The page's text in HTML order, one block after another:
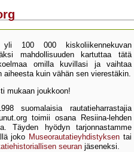
yli 100 000 kisko­liikenne­kuvan
mahdol­lisuuden kartu­ttaa tätä
omilla kuvillasi ja vaihtaa
aiheesta kuin vähän sen vierestäkin.
mukaan joukkoon!
suomalaisia rautatie­harrastajia
toimii osana Resiina-lehden
Täyden hyödyn tarjon­nastamme
joko Museo­rautatie­yhdistyksen tai
seuran jäseneksi.